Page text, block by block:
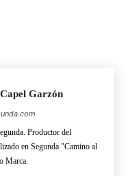
Garzón
Productor del
en Segunda "Camino al
Marca.